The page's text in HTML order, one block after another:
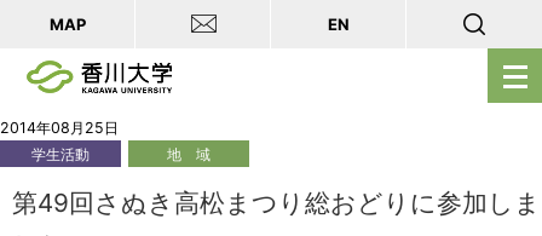
メ
ニ
を
MAP EN
2014年08月25日
学生活動
地 域
第49回さぬき高松まつり総おどりに参加しま